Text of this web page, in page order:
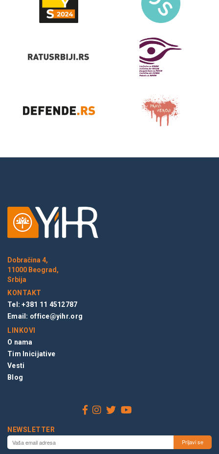
Dobračina 4,
11000 Beograd,
Srbija
KONTAKT
Tel: +381 11 4512787
Email: office@yihr.org
LINKOVI
O nama
Tim Inicijative
Vesti
Blog
NEWSLETTER